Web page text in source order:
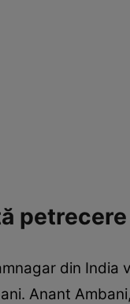
din
Anant